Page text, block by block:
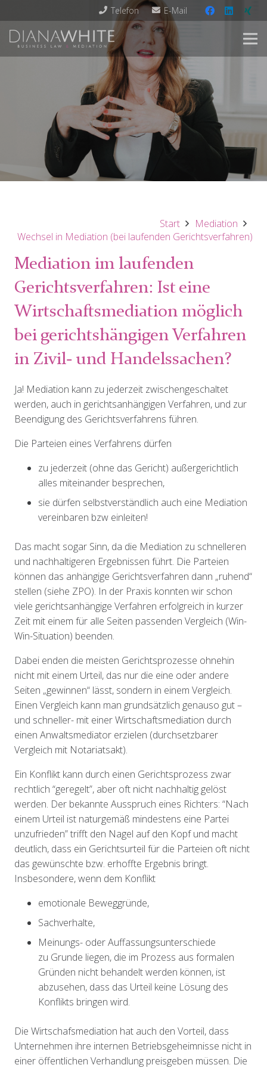
Telefon E-Mail
Start
Mediation
Wechsel in Mediation (bei laufenden Gerichtsverfahren)
Mediation im laufenden
Gerichtsverfahren: Ist eine
Wirtschaftsmediation möglich
bei gerichtshängigen Verfahren
in Zivil- und Handelssachen?
Ja! Mediation kann zu jederzeit zwischengeschaltet
werden, auch in gerichtsanhängigen Verfahren, und zur
Beendigung des Gerichtsverfahrens führen.
Die Parteien eines Verfahrens dürfen
zu jederzeit (ohne das Gericht) außergerichtlich
alles miteinander besprechen,
sie dürfen selbstverständlich auch eine Mediation
vereinbaren bzw einleiten!
Das macht sogar Sinn, da die Mediation zu schnelleren
und nachhaltigeren Ergebnissen führt. Die Parteien
können das anhängige Gerichtsverfahren dann „ruhend“
stellen (siehe ZPO). In der Praxis konnten wir schon
viele gerichtsanhängige Verfahren erfolgreich in kurzer
Zeit mit einem für alle Seiten passenden Vergleich (Win-
Win-Situation) beenden.
Dabei enden die meisten Gerichtsprozesse ohnehin
nicht mit einem Urteil, das nur die eine oder andere
Seiten „gewinnen“ lässt, sondern in einem Vergleich.
Einen Vergleich kann man grundsätzlich genauso gut –
und schneller- mit einer Wirtschaftsmediation durch
einen Anwaltsmediator erzielen (durchsetzbarer
Vergleich mit Notariatsakt).
Ein Konflikt kann durch einen Gerichtsprozess zwar
rechtlich “geregelt”, aber oft nicht nachhaltig gelöst
werden. Der bekannte Ausspruch eines Richters: “Nach
einem Urteil ist naturgemäß mindestens eine Partei
unzufrieden” trifft den Nagel auf den Kopf und macht
deutlich, dass ein Gerichtsurteil für die Parteien oft nicht
das gewünschte bzw. erhoffte Ergebnis bringt.
Insbesondere, wenn dem Konflikt
emotionale Beweggründe,
Sachverhalte,
Meinungs- oder Auffassungsunterschiede
zu Grunde liegen, die im Prozess aus formalen
Gründen nicht behandelt werden können, ist
abzusehen, dass das Urteil keine Lösung des
Konflikts bringen wird.
Die Wirtschafsmediation hat auch den Vorteil, dass
Unternehmen ihre internen Betriebsgeheimnisse nicht in
einer öffentlichen Verhandlung preisgeben müssen. Die